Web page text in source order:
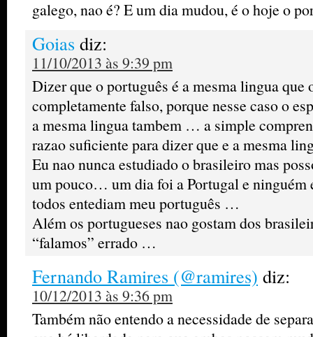
galego, nao é? E um dia mudou, é o hoje o
Goias diz:
11/10/2013 às 9:39 pm
Dizer que o português é a mesma lingua que
completamente falso, porque nesse caso o
a mesma lingua tambem … a simple
razao suficiente para dizer que e a mesma
Eu nao nunca estudiado o brasileiro mas
um pouco… um dia foi a Portugal e ninguém
todos entediam meu português …
Além os portugueses nao gostam dos
“falamos” errado …
Fernando Ramires (@ramires) diz:
10/12/2013 às 9:36 pm
Também não entendo a necessidade de